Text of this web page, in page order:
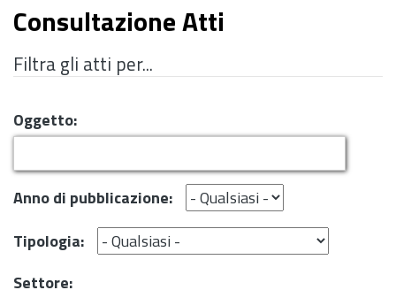
Consultazione Atti
Filtra gli atti per...
Oggetto:
Anno di pubblicazione:
Tipologia:
Settore: